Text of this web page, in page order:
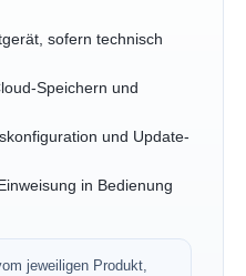
sofern technisch
Speichern und
und Update-
in Bedienung
jeweiligen Produkt,